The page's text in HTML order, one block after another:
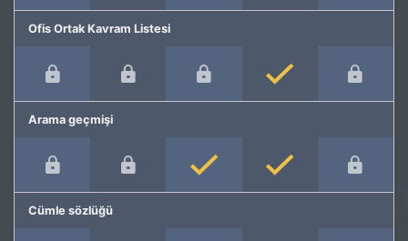
Ofis Ortak Kavram Listesi
Arama geçmişi
Cümle sözlüğü